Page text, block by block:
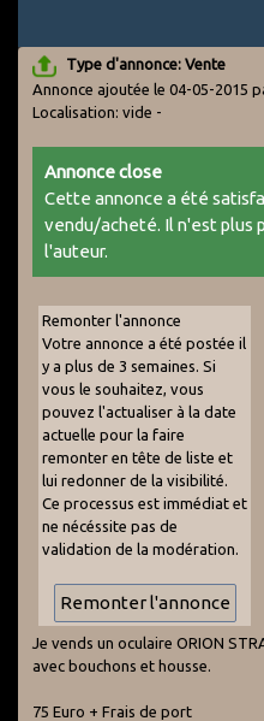
Type d'annonce: Vente
Annonce ajoutée le 04-05-2015
Localisation: vide -
Annonce close
Cette annonce a été
vendu/acheté. Il n'est plus
l'auteur.
Remonter l'annonce
Votre annonce a été postée il
y a plus de 3 semaines. Si
vous le souhaitez, vous
pouvez l'actualiser à la date
actuelle pour la faire
remonter en tête de liste et
lui redonner de la visibilité.
Ce processus est immédiat et
ne nécéssite pas de
validation de la modération.
Je vends un oculaire ORION
avec bouchons et housse.
75 Euro + Frais de port